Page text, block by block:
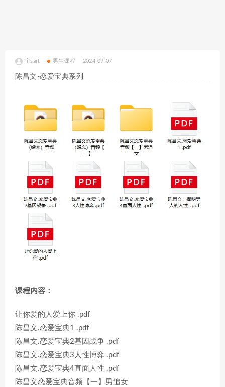
ifsart 男生课程 2024-09-07
陈昌文-恋爱宝典系列
课程内容：
让你爱的人爱上你 .pdf
陈昌文.恋爱宝典1 .pdf
陈昌文.恋爱宝典2基因战争 .pdf
陈昌文.恋爱宝典3人性博弈 .pdf
陈昌文.恋爱宝典4直面人性 .pdf
陈昌文恋爱宝典音频【一】男追女